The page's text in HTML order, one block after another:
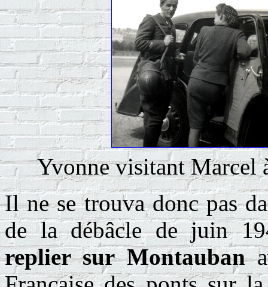
Yvonne visitant Marcel
Il ne se trouva donc pas
de la débâcle de juin
replier sur Montauban